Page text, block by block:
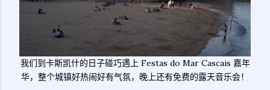
我们到卡斯凯什的日子碰巧遇上 Festas do Mar Cascais 嘉年
华，整个城镇好热闹好有气氛，晚上还有免费的露天音乐会！